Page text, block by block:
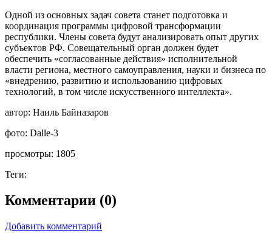
Одной из основных задач совета станет подготовка и
координация программы цифровой трансформации
республики. Члены совета будут анализировать опыт других
субъектов РФ. Совещательный орган должен будет
обеспечить «согласованные действия» исполнительной
власти региона, местного самоуправления, науки и бизнеса по
«внедрению, развитию и использованию цифровых
технологий, в том числе искусственного интеллекта».
автор: Наиль Байназаров
фото: Dalle-3
просмотры: 1805
Теги:
Комментарии (0)
Добавить комментарий